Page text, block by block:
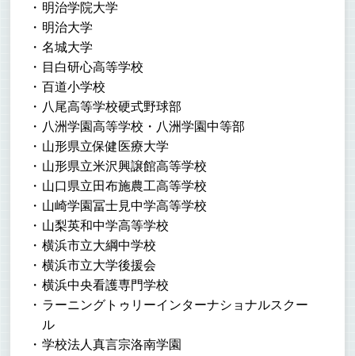
明治学院大学
明治大学
名城大学
目白研心高等学校
百道小学校
八尾高等学校硬式野球部
八洲学園高等学校・八洲学園中等部
山形県立保健医療大学
山形県立米沢興譲館高等学校
山口県立田布施農工高等学校
山崎学園冨士見中学高等学校
山梨英和中学高等学校
横浜市立大綱中学校
横浜市立大学後援会
横浜中央看護専門学校
ラーニングトゥリーインターナショナルスクー
ル
学校法人真言宗洛南学園